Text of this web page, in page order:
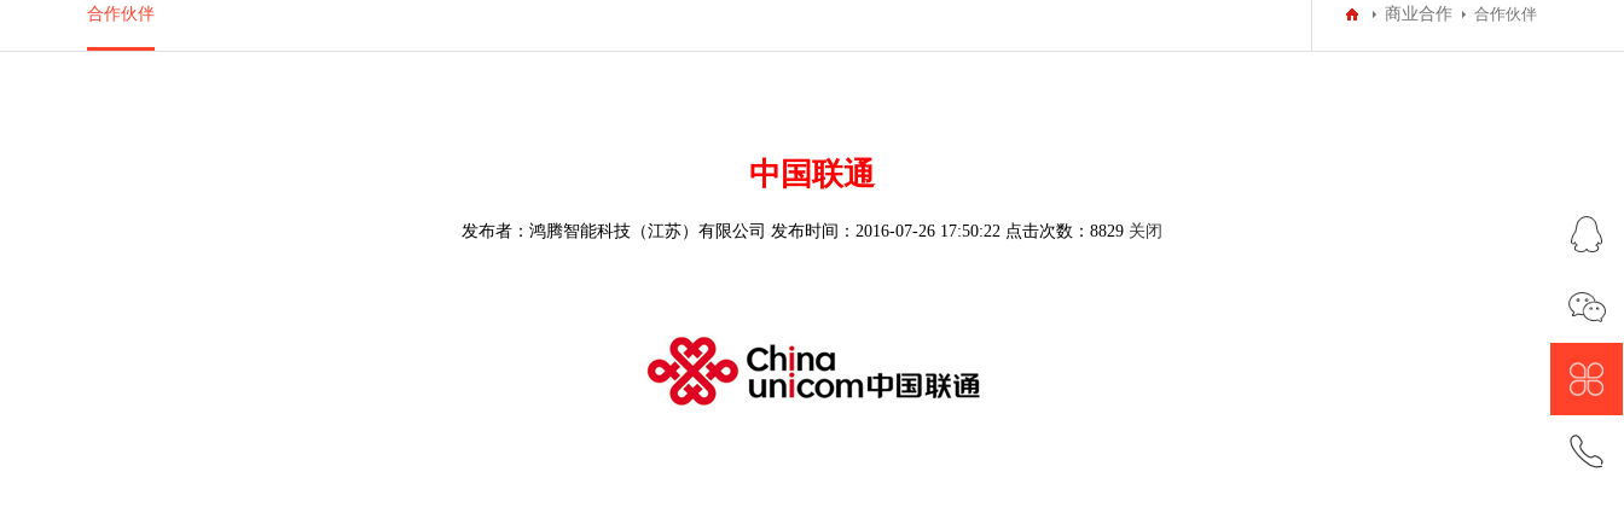
合作伙伴 商业合作 合作伙伴
中国联通
发布者：鸿腾智能科技（江苏）有限公司 发布时间：2016-07-26 17:50:22 点击次数：8829 关闭